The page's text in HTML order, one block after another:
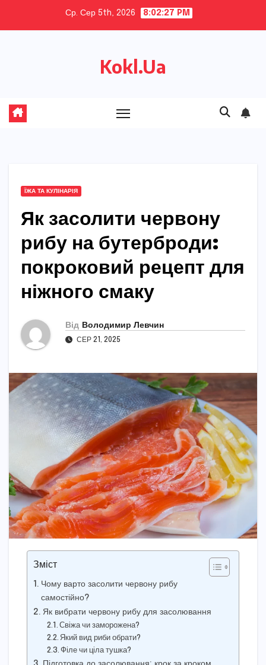
Ср. Сер 5th, 2026 8:02:28 PM
Kokl.Ua
ЇЖА ТА КУЛІНАРІЯ
Як засолити червону
рибу на бутерброди:
покроковий рецепт для
ніжного смаку
Від Володимир Левчин
СЕР 21, 2025
Зміст
Чому варто засолити червону рибу
самостійно?
Як вибрати червону рибу для засолювання
Свіжа чи заморожена?
Який вид риби обрати?
Філе чи ціла тушка?